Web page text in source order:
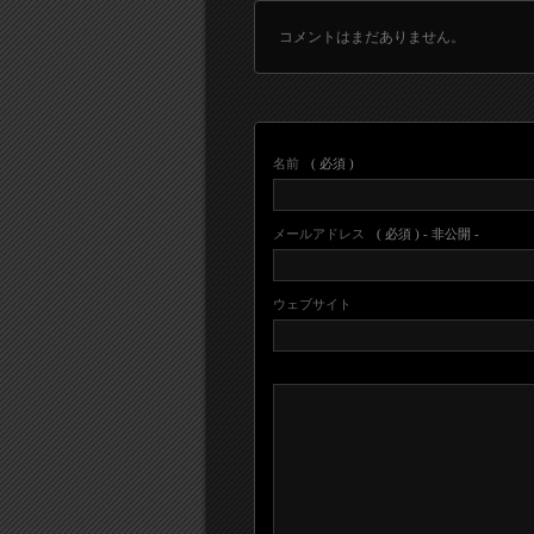
コメントはまだありません。
名前 ( 必須 )
メールアドレス ( 必須 ) - 非公開 -
ウェブサイト